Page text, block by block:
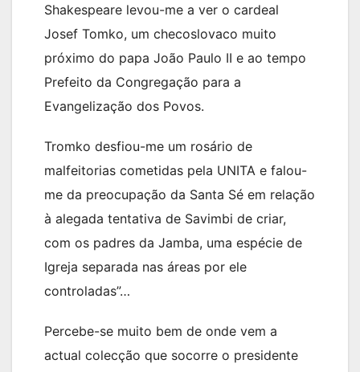
Shakespeare levou-me a ver o cardeal
Josef Tomko, um checoslovaco muito
próximo do papa João Paulo II e ao tempo
Prefeito da Congregação para a
Evangelização dos Povos.
Tromko desfiou-me um rosário de
malfeitorias cometidas pela UNITA e falou-
me da preocupação da Santa Sé em relação
à alegada tentativa de Savimbi de criar,
com os padres da Jamba, uma espécie de
Igreja separada nas áreas por ele
controladas”…
Percebe-se muito bem de onde vem a
actual colecção que socorre o presidente